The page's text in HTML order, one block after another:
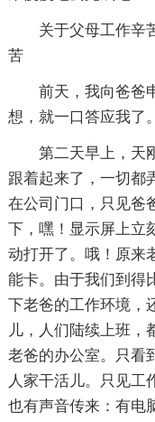
关于父母工作辛
苦
前天，我向爸爸
想，就一口答应我了。
第二天早上，天
跟着起来了，一切都
在公司门口，只见爸
下，嘿！显示屏上立
动打开了。哦！原来
能卡。由于我们到得
下老爸的工作环境，
儿，人们陆续上班，
老爸的办公室。只看
人家干活儿。只见工
也有声音传来：有电